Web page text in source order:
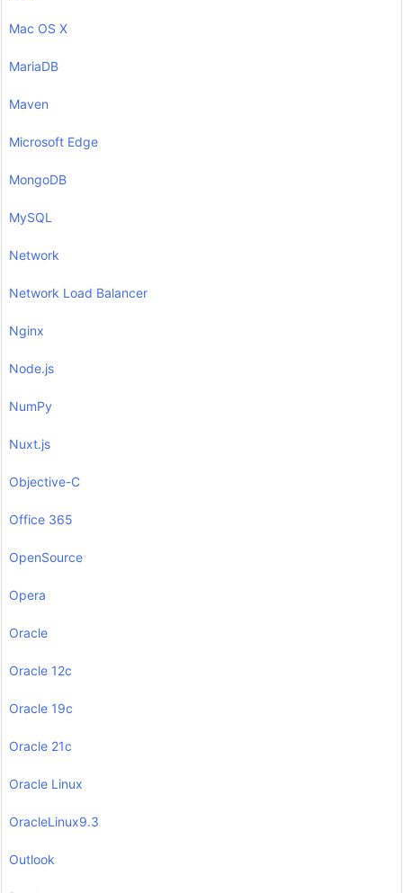
Mac OS X
MariaDB
Maven
Microsoft Edge
MongoDB
MySQL
Network
Network Load Balancer
Nginx
Node.js
NumPy
Nuxt.js
Objective-C
Office 365
OpenSource
Opera
Oracle
Oracle 12c
Oracle 19c
Oracle 21c
Oracle Linux
OracleLinux9.3
Outlook